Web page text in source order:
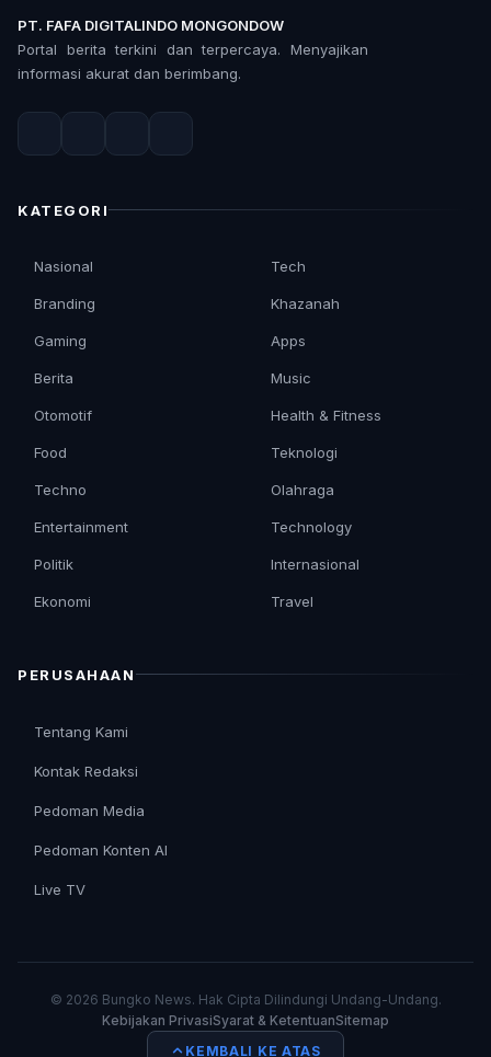
PT. FAFA DIGITALINDO MONGONDOW
Portal berita terkini dan terpercaya. Menyajikan
informasi akurat dan berimbang.
KATEGORI
Nasional
Branding
Gaming
Berita
Otomotif
Tech
Khazanah
Apps
Music
Health & Fitness
Food
Techno
Entertainment
Politik
Ekonomi
Teknologi
Olahraga
Technology
Internasional
Travel
PERUSAHAAN
Tentang Kami
Kontak Redaksi
Pedoman Media
Pedoman Konten AI
Live TV
© 2026 Bungko News. Hak Cipta Dilindungi Undang-Undang.
Kebijakan PrivasiSyarat & KetentuanSitemap
KEMBALI KE ATAS